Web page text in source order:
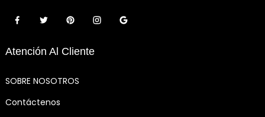
Atención Al Cliente
SOBRE NOSOTROS
Contáctenos